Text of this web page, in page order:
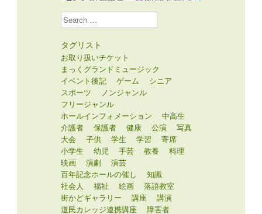
Search
タグリスト
お取り扱いチケット
まっくグランドミュージック
イベント後記
ゲーム
シニア
スポーツ
ノンジャンル
フリージャンル
ホールインフォメーション
中高生
介護者
保護者 健康 公演
写真
大会
子供 学生 学習
寄席
小学生
幼児 手芸 教養
料理
映画
演劇
演芸
百年記念ホールの催し
知識
社会人
福祉 絵画
落語教室
街かどギャラリー
講座
講演
道民カレッジ連携講座
障害者